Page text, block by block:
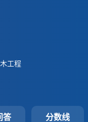
工程
答 分数线